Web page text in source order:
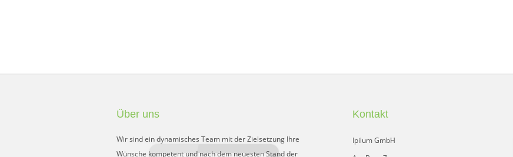
Über uns
Wir sind ein dynamisches Team mit der Zielsetzung Ihre
Wünsche kompetent und nach dem neuesten Stand der
Kontakt
Ipilum GmbH